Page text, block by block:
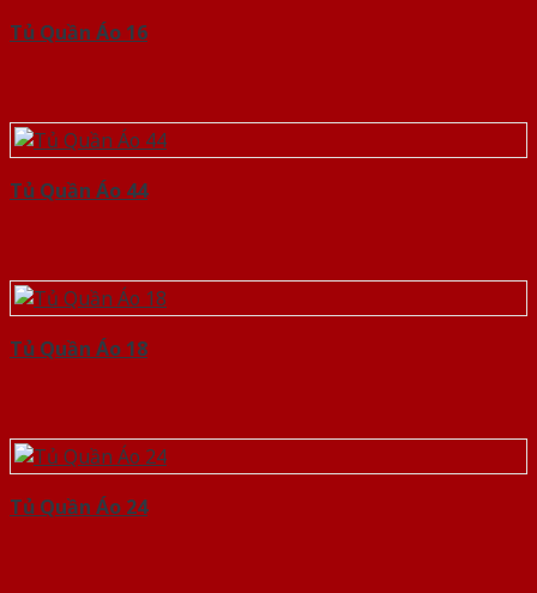
Tủ Quần Áo 16
Tủ Quần Áo 44
Tủ Quần Áo 18
Tủ Quần Áo 24